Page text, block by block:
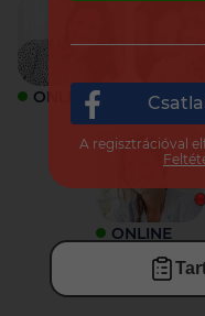
ONLINE
ONLINE
A regisztrációval